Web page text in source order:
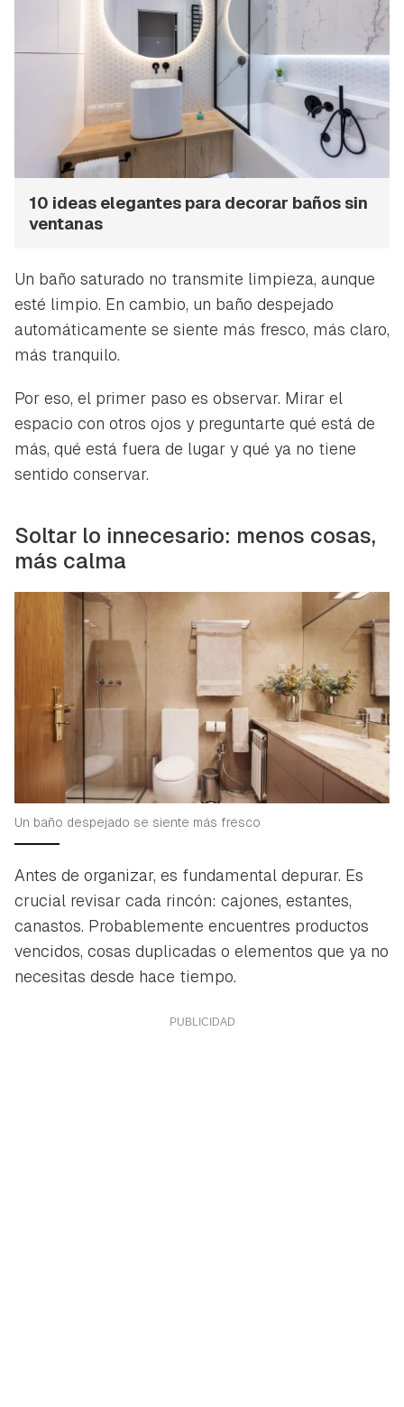
10 ideas elegantes para decorar baños sin
ventanas
Un baño saturado no transmite limpieza, aunque
esté limpio. En cambio, un baño despejado
automáticamente se siente más fresco, más claro,
más tranquilo.
Por eso, el primer paso es observar. Mirar el
espacio con otros ojos y preguntarte qué está de
más, qué está fuera de lugar y qué ya no tiene
sentido conservar.
Soltar lo innecesario: menos cosas,
más calma
Un baño despejado se siente más fresco
Antes de organizar, es fundamental depurar. Es
crucial revisar cada rincón: cajones, estantes,
canastos. Probablemente encuentres productos
vencidos, cosas duplicadas o elementos que ya no
necesitas desde hace tiempo.